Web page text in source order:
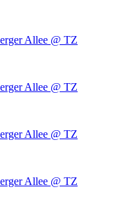
Allee @ TZ
Allee @ TZ
Allee @ TZ
Allee @ TZ